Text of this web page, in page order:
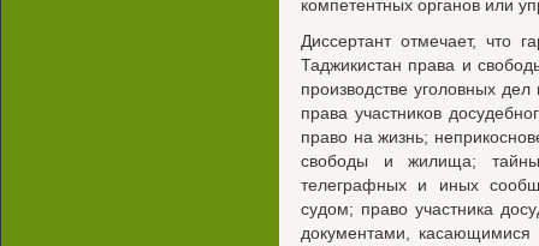
компетентных органов или
Диссертант отмечает, что
Таджикистан права и
производстве уголовных
права участников
право на жизнь;
свободы и жилища; тайны
телеграфных и иных
судом; право участника
документами, касающимися